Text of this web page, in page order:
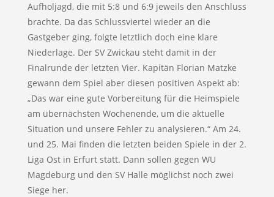
Aufholjagd, die mit 5:8 und 6:9 jeweils den Anschluss
brachte. Da das Schlussviertel wieder an die
Gastgeber ging, folgte letztlich doch eine klare
Niederlage. Der SV Zwickau steht damit in der
Finalrunde der letzten Vier. Kapitän Florian Matzke
gewann dem Spiel aber diesen positiven Aspekt ab:
„Das war eine gute Vorbereitung für die Heimspiele
am übernächsten Wochenende, um die aktuelle
Situation und unsere Fehler zu analysieren.“ Am 24.
und 25. Mai finden die letzten beiden Spiele in der 2.
Liga Ost in Erfurt statt. Dann sollen gegen WU
Magdeburg und den SV Halle möglichst noch zwei
Siege her.